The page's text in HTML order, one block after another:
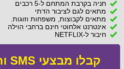
חניה בקרבת המתחם ל-5 רכבים
מתאים לגם לציבור הדתי
מתאים לקבוצות, משפחות וזוגות.
אינטרנט אלחוטי חינם ברחבי הוילה
חיבור ל-NETFLIX